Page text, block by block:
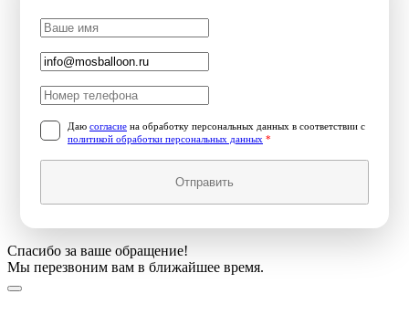
Даю согласие на обработку персональных данных в соответствии с
политикой обработки персональных данных *
Отправить
Спасибо за ваше обращение!
Мы перезвоним вам в ближайшее время.